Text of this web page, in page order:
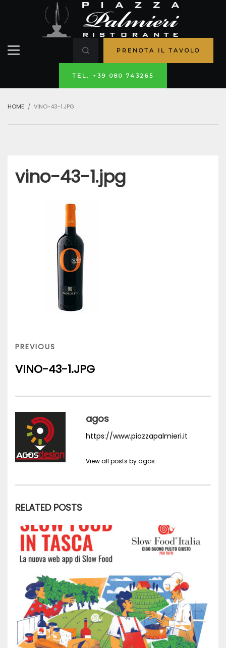
PRENOTA IL TAVOLO
TEL. +39 080 743265
HOME VINO-43-1.JPG
vino-43-1.jpg
articoli
PREVIOUS
PREVIOUS
VINO-43-1.JPG
agos
https://www.piazzapalmieri.it
View all posts by agos
RELATED POSTS